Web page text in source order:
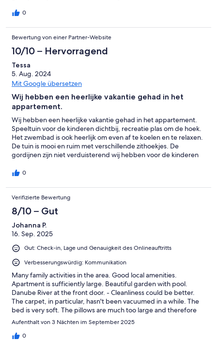
voor ons was het geen probleem. We verbleven in appartement
oud gebouw is, zijn de muren dikker.De kerktoren luid ieder
kwartier, we hebben er geen last van gehad.
0
Bewertung von einer Partner-Website
10/10 – Hervorragend
Tessa
5. Aug. 2024
Mit Google übersetzen
Wij hebben een heerlijke vakantie gehad in het
appartement.
Wij hebben een heerlijke vakantie gehad in het appartement.
Speeltuin voor de kinderen dichtbij, recreatie plas om de hoek.
Het zwembad is ook heerlijk om even af te koelen en te relaxen.
De tuin is mooi en ruim met verschillende zithoekjes. De
gordijnen zijn niet verduisterend wij hebben voor de kinderen
voor ons was het geen probleem. We verbleven in appartement
oud gebouw is, zijn de muren dikker.De kerktoren luid ieder
kwartier, we hebben er geen last van gehad.
0
Verifizierte Bewertung
8/10 – Gut
Johanna P.
16. Sep. 2025
Gut: Check-in, Lage und Genauigkeit des Onlineauftritts
Verbesserungswürdig: Kommunikation
Many family activities in the area. Good local amenities.
Apartment is sufficiently large. Beautiful garden with pool.
Danube River at the front door. - Cleanliness could be better.
The carpet, in particular, hasn't been vacuumed in a while. The
bed is very soft. The pillows are much too large and therefore
unusable. Essential kitchen equipment, such as a simple frying
pan, is missing. During the night, a mouse came into the kitchen
and tried to eat our supplies. The rustling kept us awake all night
Aufenthalt von 3 Nächten im September 2025
0